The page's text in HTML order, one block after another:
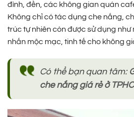
đình, đền, các không gian quán
Không chỉ có tác dụng che nắng,
trúc tự nhiên còn được sử dụng như
nhấn mộc mạc, tinh tế cho không
Có thể bạn quan tâm:
che nắng giá rẻ ở